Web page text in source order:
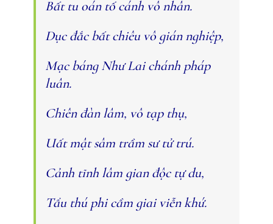
Bất tu oán tố cánh vô nhân.
Dục đắc bất chiêu vô gián nghiệp,
Mạc báng Như Lai chánh pháp
luân.
Chiên đàn lâm, vô tạp thụ,
Uất mật sâm trầm sư tử trú.
Cảnh tĩnh lâm gian độc tự du,
Tẩu thú phi cầm giai viễn khứ.